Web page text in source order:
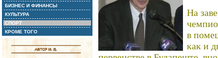
БИЗНЕС И ФИНАНСЫ
КУЛЬТУРА
СПОРТ
КРОМЕ ТОГО
На
в
как и